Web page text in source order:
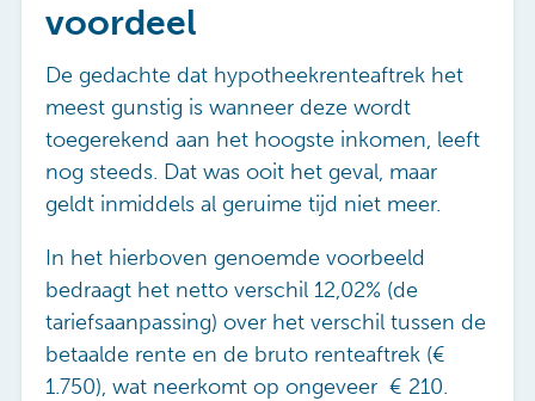
voordeel
De gedachte dat hypotheekrenteaftrek het
meest gunstig is wanneer deze wordt
toegerekend aan het hoogste inkomen, leeft
nog steeds. Dat was ooit het geval, maar
geldt inmiddels al geruime tijd niet meer.
In het hierboven genoemde voorbeeld
bedraagt het netto verschil 12,02% (de
tariefsaanpassing) over het verschil tussen de
betaalde rente en de bruto renteaftrek (€
1.750), wat neerkomt op ongeveer € 210.